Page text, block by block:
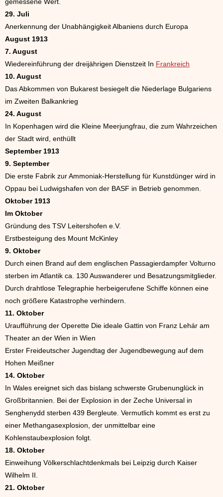
29. Juli
Anerkennung der Unabhängigkeit Albaniens durch Europa
August 1913
7. August
Wiedereinführung der dreijährigen Dienstzeit In Frankreich
10. August
Das Abkommen von Bukarest besiegelt die Niederlage Bulgariens
im Zweiten Balkankrieg
24. August
In Kopenhagen wird die Kleine Meerjungfrau, die zum Wahrzeichen
der Stadt wird, enthüllt
September 1913
9. September
Die erste Fabrik zur Ammoniak-Herstellung für Kunstdünger wird in
Oppau bei Ludwigshafen von der BASF in Betrieb genommen.
Oktober 1913
Im Oktober
Gründung des TSV Leitershofen e.V.
Erstbesteigung des Mount McKinley
9. Oktober
Durch einen Brand auf dem englischen Passagierdampfer Volturno
sterben im Atlantik ca. 130 Auswanderer und Besatzungsmitglieder.
Durch drahtlose Telegraphie herbeigerufene Schiffe können eine
noch größere Katastrophe verhindern.
11. Oktober
Uraufführung der Operette Die ideale Gattin von Franz Lehár am
Theater an der Wien in Wien
Erster Freideutscher Jugendtag der Jugendbewegung auf dem
Hohen Meißner
14. Oktober
In Wales ereignet sich das bislang schwerste Grubenunglück in
Großbritannien. Bei der Explosion in der Zeche Universal in
Senghenydd sterben 439 Bergleute. Vermutlich kommt es erst zu
einer Methangasexplosion, der unmittelbar eine
Kohlenstaubexplosion folgt.
18. Oktober
Einweihung Völkerschlachtdenkmals bei Leipzig durch Kaiser
Wilhelm II.
21. Oktober